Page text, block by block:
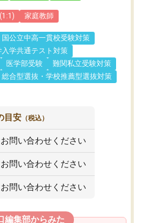
家庭教師
国公立中高一貫校受験対策
入学共通テスト対策
医学部受験
難関私立受験対策
総合型選抜・学校推薦型選抜対策
目安 （税込）
問い合わせください
問い合わせください
問い合わせください
編集部からみた